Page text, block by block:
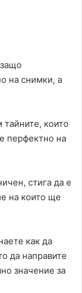
на снимки, а
които
перфектно на
стига да е
на които ще
как да
да направите
значение за